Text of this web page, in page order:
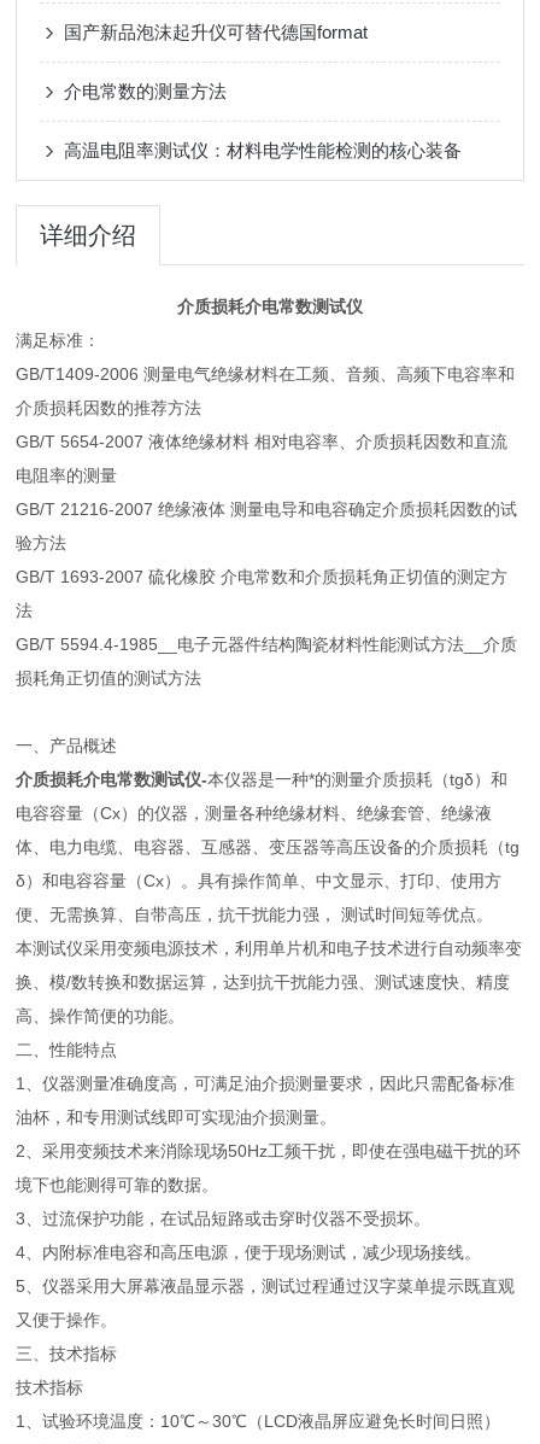
国产新品泡沫起升仪可替代德国format
介电常数的测量方法
高温电阻率测试仪：材料电学性能检测的核心装备
详细介绍
介质损耗介电常数测试仪
满足标准：
GB/T1409-2006 测量电气绝缘材料在工频、音频、高频下电容率和
介质损耗因数的推荐方法
GB/T 5654-2007 液体绝缘材料 相对电容率、介质损耗因数和直流
电阻率的测量
GB/T 21216-2007 绝缘液体 测量电导和电容确定介质损耗因数的试
验方法
GB/T 1693-2007 硫化橡胶 介电常数和介质损耗角正切值的测定方
法
GB/T 5594.4-1985__电子元器件结构陶瓷材料性能测试方法__介质
损耗角正切值的测试方法
一、产品概述
介质损耗介电常数测试仪-本仪器是一种*的测量介质损耗（tgδ）和
电容容量（Cx）的仪器，测量各种绝缘材料、绝缘套管、绝缘液
体、电力电缆、电容器、互感器、变压器等高压设备的介质损耗（tg
δ）和电容容量（Cx）。具有操作简单、中文显示、打印、使用方
便、无需换算、自带高压，抗干扰能力强， 测试时间短等优点。
本测试仪采用变频电源技术，利用单片机和电子技术进行自动频率变
换、模/数转换和数据运算，达到抗干扰能力强、测试速度快、精度
高、操作简便的功能。
二、性能特点
1、仪器测量准确度高，可满足油介损测量要求，因此只需配备标准
油杯，和专用测试线即可实现油介损测量。
2、采用变频技术来消除现场50Hz工频干扰，即使在强电磁干扰的环
境下也能测得可靠的数据。
3、过流保护功能，在试品短路或击穿时仪器不受损坏。
4、内附标准电容和高压电源，便于现场测试，减少现场接线。
5、仪器采用大屏幕液晶显示器，测试过程通过汉字菜单提示既直观
又便于操作。
三、技术指标
技术指标
1、试验环境温度：10℃～30℃（LCD液晶屏应避免长时间日照）